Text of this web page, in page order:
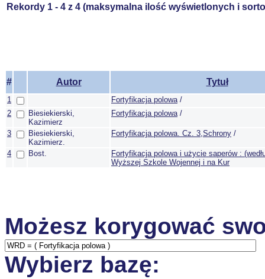
Rekordy 1 - 4 z 4 (maksymalna ilość wyświetlonych i
# Autor Tytuł
1 Fortyfikacja polowa/
2
Biesiekierski,
Kazimierz
Fortyfikacja polowa/
3
Biesiekierski,
Kazimierz.
Fortyfikacja polowa. Cz. 3,Schrony /
4 Bost.
Fortyfikacja polowa i użycie saperów :
Wyższej Szkole Wojennej i na Kur
Możesz korygować
Wybierz bazę: